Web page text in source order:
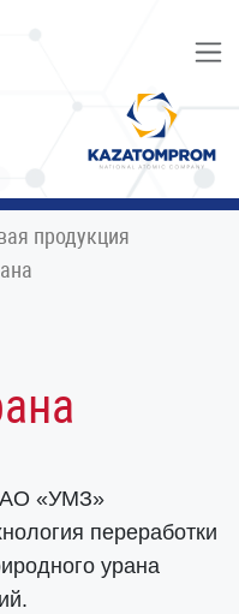
продукция
АО «УМЗ»
переработки
урана